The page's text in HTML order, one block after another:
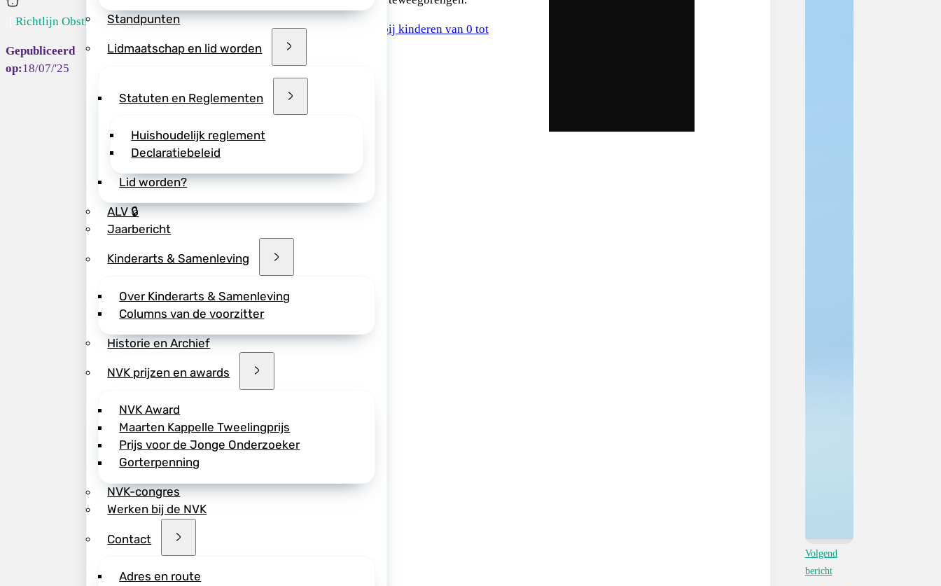
Standpunten
Lidmaatschap en lid worden
Statuten en Reglementen
Huishoudelijk reglement
Declaratiebeleid
Lid worden?
ALV 🔒
Jaarbericht
Kinderarts & Samenleving
Over Kinderarts & Samenleving
Columns van de voorzitter
Historie en Archief
NVK prijzen en awards
NVK Award
Maarten Kappelle Tweelingprijs
Prijs voor de Jonge Onderzoeker
Gorterpenning
NVK-congres
Werken bij de NVK
Contact
Adres en route
Richtlijn Obsti...
18/07/'25
>> Bekijk de richtlijn Obstipatie bij kinderen van 0 tot
18 jaar
Deel dit bericht via:
Volgend
bericht